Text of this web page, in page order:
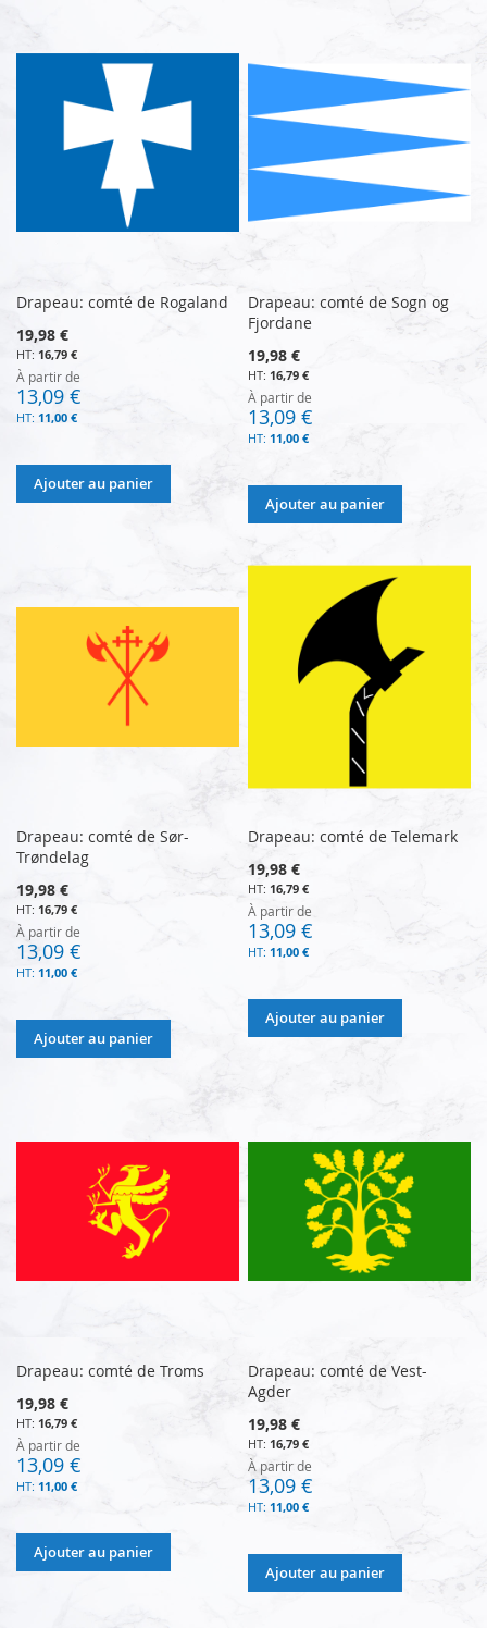
Drapeau: comté de Rogaland
19,98 €
16,79 €
À partir de
13,09 €
11,00 €
Ajouter au panier
Drapeau: comté de Sogn og
Fjordane
19,98 €
16,79 €
À partir de
13,09 €
11,00 €
Ajouter au panier
Drapeau: comté de Sør-
Trøndelag
19,98 €
16,79 €
À partir de
13,09 €
11,00 €
Ajouter au panier
Drapeau: comté de Telemark
19,98 €
16,79 €
À partir de
13,09 €
11,00 €
Ajouter au panier
Drapeau: comté de Troms
19,98 €
16,79 €
À partir de
13,09 €
11,00 €
Ajouter au panier
Drapeau: comté de Vest-
Agder
19,98 €
16,79 €
À partir de
13,09 €
11,00 €
Ajouter au panier